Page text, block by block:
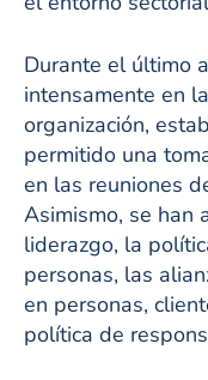
Durante el último
intensamente en
organización,
permitido una
en las reuniones
Asimismo, se han
liderazgo, la
personas, las
en personas,
política de